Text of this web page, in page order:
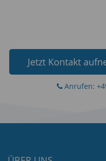
Jetzt Kontakt
Anrufen: